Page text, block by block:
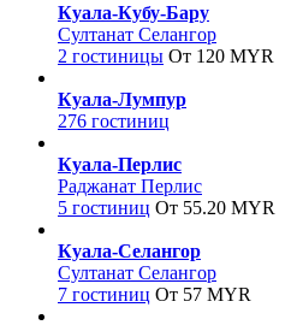
Куала-Кубу-Бару
Султанат Селангор
2 гостиницы От 120 MYR
Куала-Лумпур
276 гостиниц
Куала-Перлис
Раджанат Перлис
5 гостиниц От 55.20 MYR
Куала-Селангор
Султанат Селангор
7 гостиниц От 57 MYR